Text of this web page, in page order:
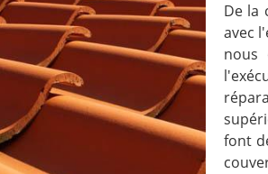
De la
avec
nous
font